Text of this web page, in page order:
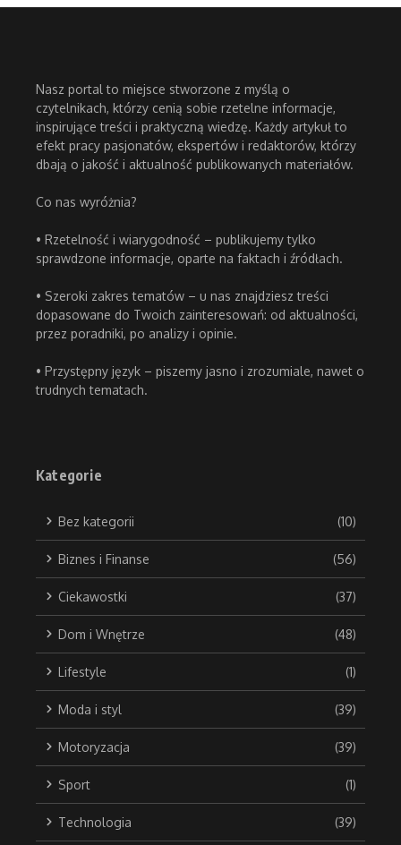
Nasz portal to miejsce stworzone z myślą o
czytelnikach, którzy cenią sobie rzetelne informacje,
inspirujące treści i praktyczną wiedzę. Każdy artykuł to
efekt pracy pasjonatów, ekspertów i redaktorów, którzy
dbają o jakość i aktualność publikowanych materiałów.
Co nas wyróżnia?
• Rzetelność i wiarygodność – publikujemy tylko
sprawdzone informacje, oparte na faktach i źródłach.
• Szeroki zakres tematów – u nas znajdziesz treści
dopasowane do Twoich zainteresowań: od aktualności,
przez poradniki, po analizy i opinie.
• Przystępny język – piszemy jasno i zrozumiale, nawet o
trudnych tematach.
Kategorie
Bez kategorii (10)
Biznes i Finanse (56)
Ciekawostki (37)
Dom i Wnętrze (48)
Lifestyle (1)
Moda i styl (39)
Motoryzacja (39)
Sport (1)
Technologia (39)